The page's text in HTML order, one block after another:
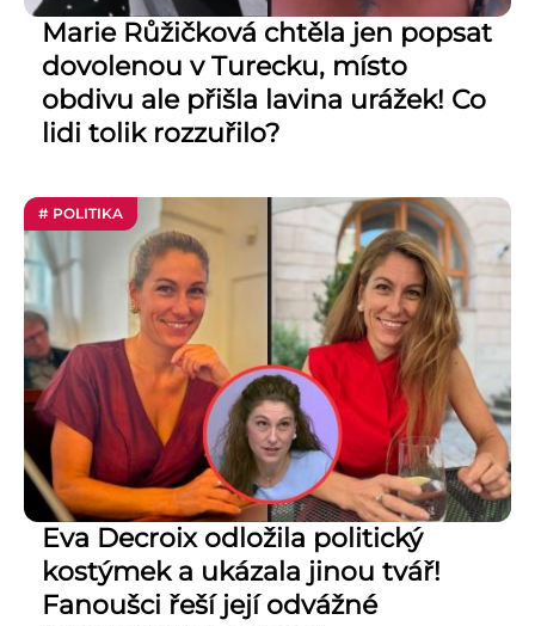
Marie Růžičková chtěla jen popsat
dovolenou v Turecku, místo
obdivu ale přišla lavina urážek! Co
lidi tolik rozzuřilo?
# POLITIKA
Eva Decroix odložila politický
kostýmek a ukázala jinou tvář!
Fanoušci řeší její odvážné